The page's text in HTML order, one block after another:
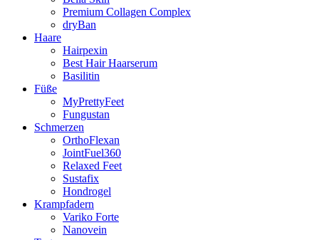
Premium Collagen Complex
dryBan
Haare
Hairpexin
Best Hair Haarserum
Basilitin
Füße
MyPrettyFeet
Fungustan
Schmerzen
OrthoFlexan
JointFuel360
Relaxed Feet
Sustafix
Hondrogel
Krampfadern
Variko Forte
Nanovein